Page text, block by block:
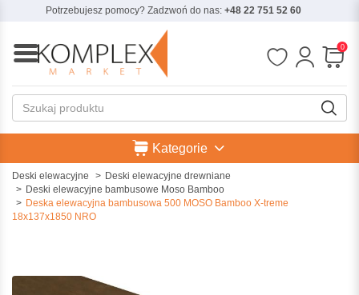
Potrzebujesz pomocy? Zadzwoń do nas: +48 22 751 52 60
0
Kategorie
Deski elewacyjne
Deski elewacyjne drewniane
Deski elewacyjne bambusowe Moso Bamboo
Deska elewacyjna bambusowa 500 MOSO Bamboo X-treme
18x137x1850 NRO